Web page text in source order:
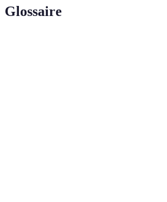
Glossaire